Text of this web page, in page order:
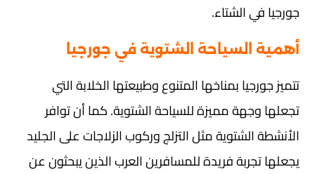
جورجيا في الشتاء.
أهمية السياحة الشتوية في جورجيا
تتميز جورجيا بمناخها المتنوع وطبيعتها الخلابة التي
تجعلها وجهة مميزة للسياحة الشتوية. كما أن توافر
الأنشطة الشتوية مثل التزلج وركوب الزلاجات على الجليد
يجعلها تجربة فريدة للمسافرين العرب الذين يبحثون عن